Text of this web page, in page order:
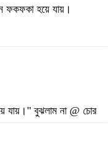
ফকফকা হয়ে যায়।
যায়।" বুঝলাম না @ চোর